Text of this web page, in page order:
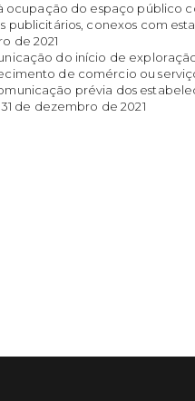
ocupação do espaço público
publicitários, conexos com
de 2021
do início de
de comércio ou
prévia dos
de dezembro de 2021